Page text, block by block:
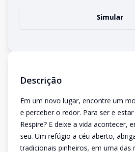
Simular
Descrição
Em um novo lugar, encontre um
e perceber o redor. Para ser e
Respire? E deixe a vida acontecer,
seu. Um refúgio a céu aberto,
tradicionais pinheiros, em uma das